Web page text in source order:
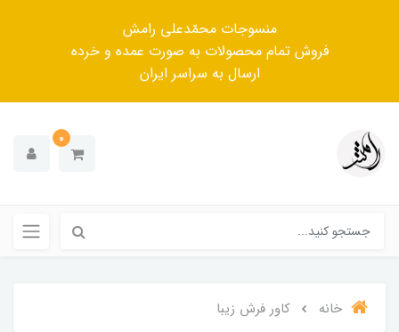
منسوجات محمّدعلی رامش
فروش تمام محصولات به صورت عمده و خرده
ارسال به سراسر ایران
0
خانه کاور فرش زیبا